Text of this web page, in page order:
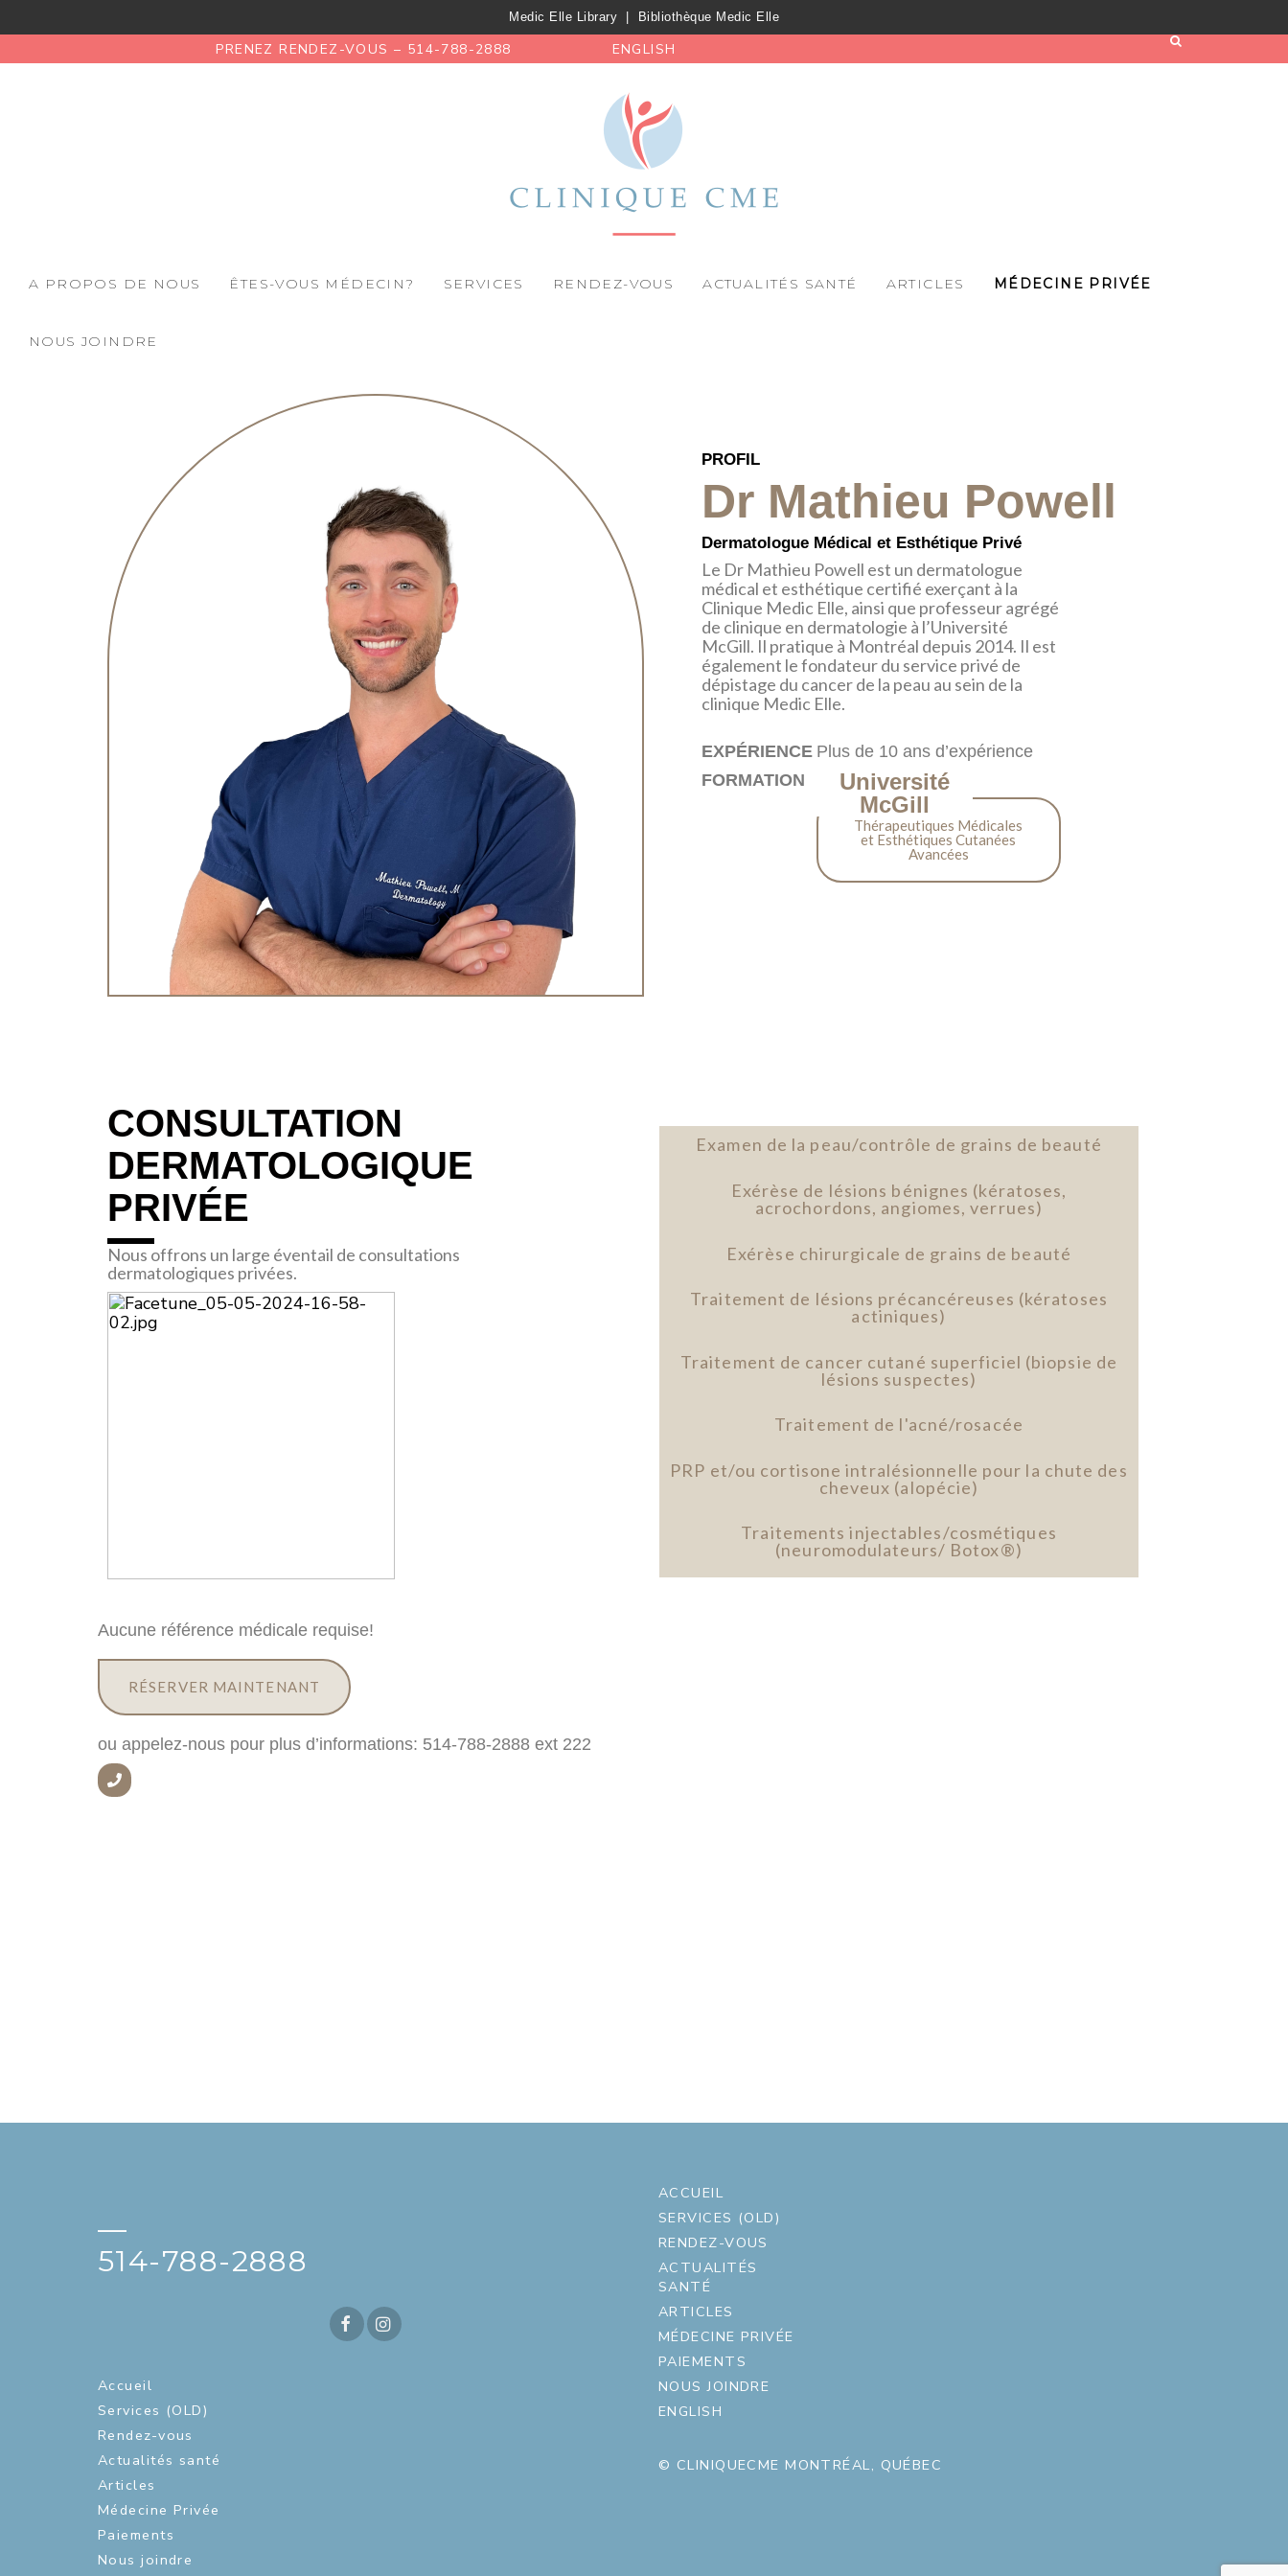
Medic Elle Library Bibliothèque Medic Elle
PRENEZ RENDEZ-VOUS – 514-788-2888 ENGLISH
A PROPOS DE NOUS ÊTES-VOUS MÉDECIN? SERVICES RENDEZ-VOUS ACTUALITÉS SANTÉ ARTICLES MÉDECINE PRIVÉE
NOUS JOINDRE
PROFIL
Dr Mathieu Powell
Dermatologue Médical et Esthétique Privé
Le Dr Mathieu Powell est un dermatologue
médical et esthétique certifié exerçant à la
Clinique Medic Elle, ainsi que professeur agrégé
de clinique en dermatologie à l’Université
McGill. Il pratique à Montréal depuis 2014. Il est
également le fondateur du service privé de
dépistage du cancer de la peau au sein de la
clinique Medic Elle.
EXPÉRIENCE
FORMATION
Plus de 10 ans d’expérience
Université
McGill
Thérapeutiques Médicales
et Esthétiques Cutanées
Avancées
CONSULTATION
DERMATOLOGIQUE
PRIVÉE
Nous offrons un large éventail de consultations
dermatologiques privées.
Examen de la peau/contrôle de grains de beauté
Exérèse de lésions bénignes (kératoses,
acrochordons, angiomes, verrues)
Exérèse chirurgicale de grains de beauté
Traitement de lésions précancéreuses (kératoses
actiniques)
Traitement de cancer cutané superficiel (biopsie de
lésions suspectes)
Traitement de l'acné/rosacée
PRP et/ou cortisone intralésionnelle pour la chute des
cheveux (alopécie)
Traitements injectables/cosmétiques
(neuromodulateurs/ Botox®)
Aucune référence médicale requise!
RÉSERVER MAINTENANT
ou appelez-nous pour plus d’informations: 514-788-2888 ext 222
—
514-788-2888
Accueil
Services (OLD)
Rendez-vous
Actualités santé
Articles
Médecine Privée
Paiements
Nous joindre
ACCUEIL
SERVICES (OLD)
RENDEZ-VOUS
ACTUALITÉS
SANTÉ
ARTICLES
MÉDECINE PRIVÉE
PAIEMENTS
NOUS JOINDRE
ENGLISH
© CLINIQUECME MONTRÉAL, QUÉBEC